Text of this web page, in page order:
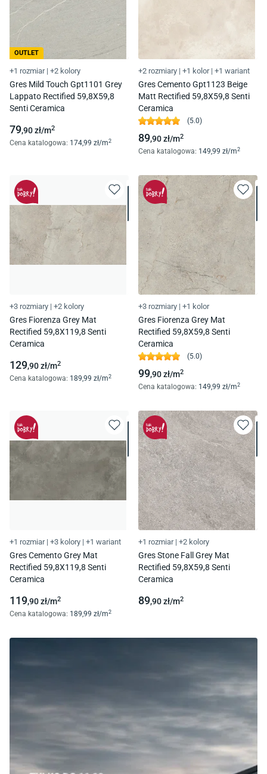
OUTLET
+1 rozmiar | +2 kolory
Gres Mild Touch Gpt1101 Grey
Lappato Rectified 59,8X59,8
Senti Ceramica
79,90zł/m2
Cena katalogowa: 174,99 zł/m2
+2 rozmiary | +1 kolor | +1 wariant
Gres Cemento Gpt1123 Beige
Matt Rectified 59,8X59,8 Senti
Ceramica
(5.0)
89,90zł/m2
Cena katalogowa: 149,99 zł/m2
+3 rozmiary | +2 kolory
Gres Fiorenza Grey Mat
Rectified 59,8X119,8 Senti
Ceramica
129,90zł/m2
Cena katalogowa: 189,99 zł/m2
+3 rozmiary | +1 kolor
Gres Fiorenza Grey Mat
Rectified 59,8X59,8 Senti
Ceramica
(5.0)
99,90zł/m2
Cena katalogowa: 149,99 zł/m2
+1 rozmiar | +3 kolory | +1 wariant
Gres Cemento Grey Mat
Rectified 59,8X119,8 Senti
Ceramica
119,90zł/m2
Cena katalogowa: 189,99 zł/m2
+1 rozmiar | +2 kolory
Gres Stone Fall Grey Mat
Rectified 59,8X59,8 Senti
Ceramica
89,90zł/m2